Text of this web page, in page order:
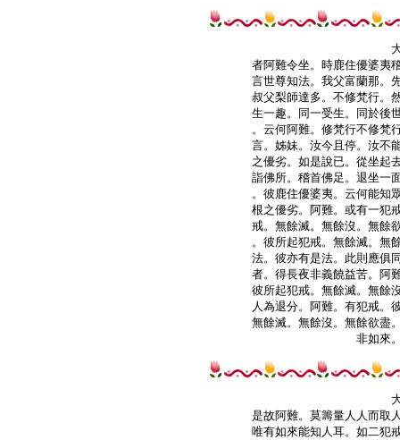
者阿難令坐。時鹿住優婆夷
言世尊知法。我父富蘭那。
叔父梨師達多。不修梵行。
生一趣。同一受生。同於後
。云何阿難。修梵行不修梵
言。姊妹。汝今且停。汝不
之優劣。如是說已。從坐起
詣佛所。稽首佛足。退坐一
。彼鹿住優婆夷。云何能知
根之優劣。阿難。或有一犯
戒。無餘滅。無餘沒。無餘
。彼所起犯戒。無餘滅。無
法。彼亦有是法。此則應俱
者。得長夜非義饒益苦。阿
彼所起犯戒。無餘滅。無餘
人為退分。阿難。有犯戒。
無餘滅。無餘沒。無餘欲盡
非如來
是故阿難。莫籌量人人而取
唯有如來能知人耳。如二犯